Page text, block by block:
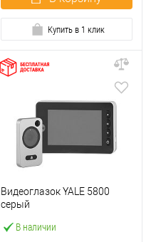
Купить в 1 клик
В наличии
Видеоглазок YALE 5800
серый